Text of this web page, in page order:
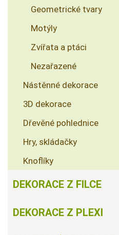
Geometrické tvary
Motýly
Zvířata a ptáci
Nezařazené
Nástěnné dekorace
3D dekorace
Dřevěné pohlednice
Hry, skládačky
Knoflíky
DEKORACE Z FILCE
DEKORACE Z PLEXI